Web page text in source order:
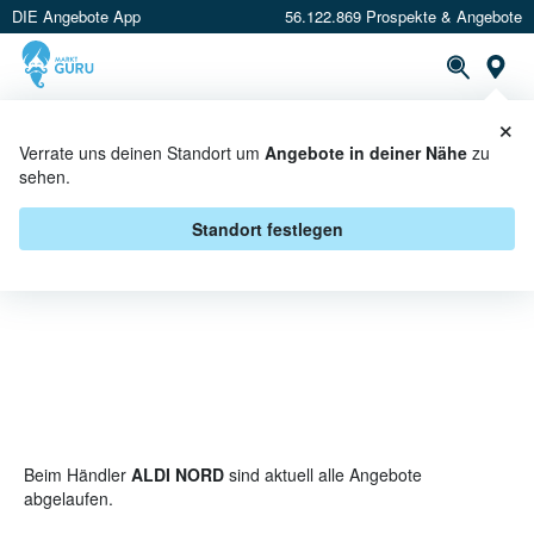
DIE Angebote App 56.122.869 Prospekte & Angebote
Verrate uns deinen Standort um Angebote in deiner Nähe zu
sehen.
Standort festlegen
×
LANDBECK BEI ALDI NORD -
ANGEBOTE & AKTIONEN
Beim Händler ALDI NORD sind aktuell alle Angebote
abgelaufen.